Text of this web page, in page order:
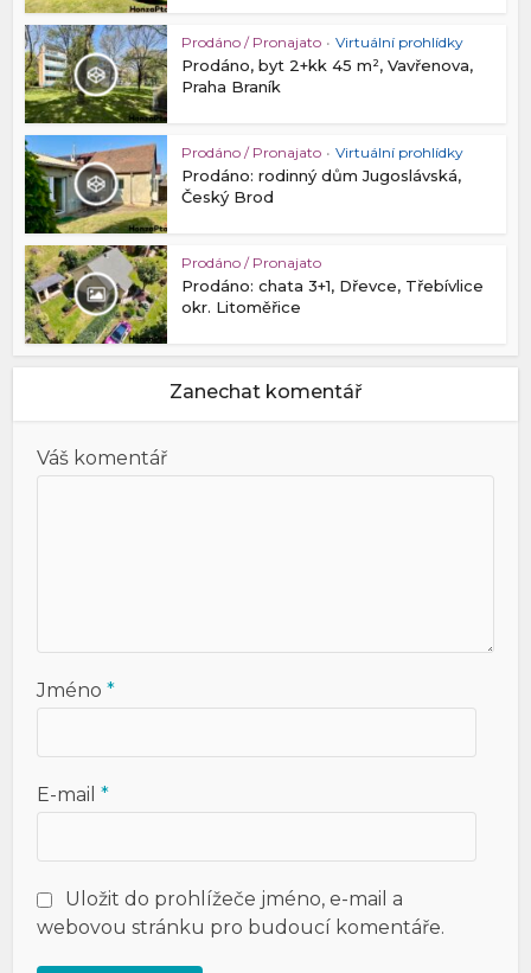
Prodáno / Pronajato • Virtuální prohlídky
Prodáno, byt 2+kk 45 m², Vavřenova,
Praha Braník
Prodáno / Pronajato • Virtuální prohlídky
Prodáno: rodinný dům Jugoslávská,
Český Brod
Prodáno / Pronajato
Prodáno: chata 3+1, Dřevce, Třebívlice
okr. Litoměřice
Zanechat komentář
Váš komentář
Jméno*
E-mail*
Uložit do prohlížeče jméno, e-mail a
webovou stránku pro budoucí komentáře.